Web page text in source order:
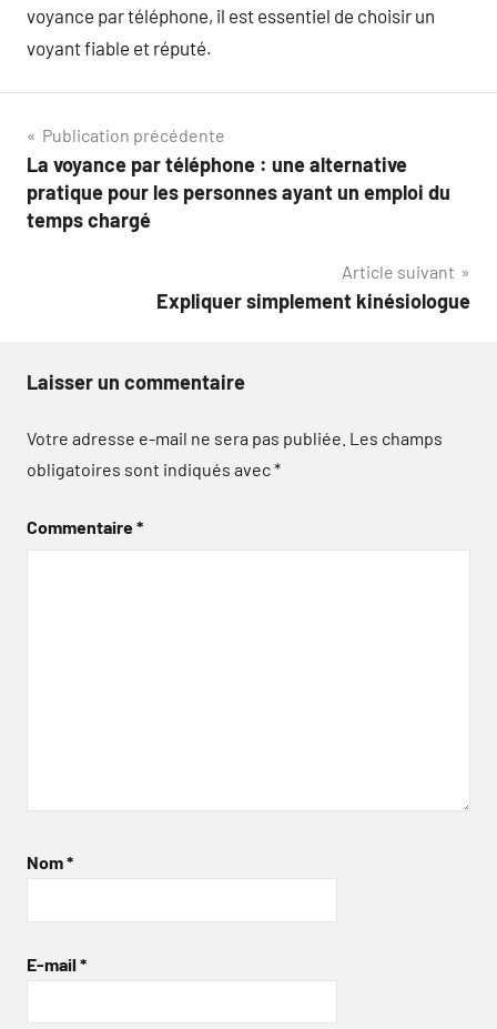
voyance par téléphone, il est essentiel de choisir un
voyant fiable et réputé.
Navigation
de
l’article
Publication précédente
La voyance par téléphone : une alternative
pratique pour les personnes ayant un emploi du
temps chargé
Article suivant
Expliquer simplement kinésiologue
Laisser un commentaire
Votre adresse e-mail ne sera pas publiée. Les champs
obligatoires sont indiqués avec*
Commentaire*
Nom*
E-mail *